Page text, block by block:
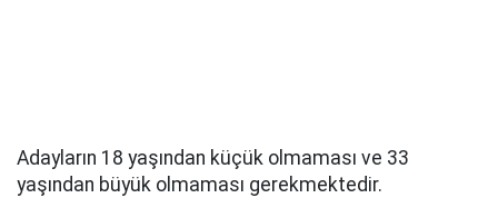
Adayların 18 yaşından küçük olmaması ve 33
yaşından büyük olmaması gerekmektedir.